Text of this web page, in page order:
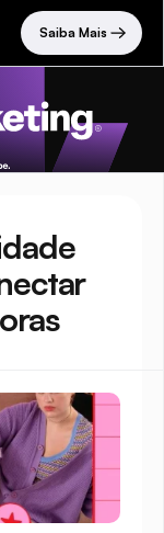
Saiba Mais